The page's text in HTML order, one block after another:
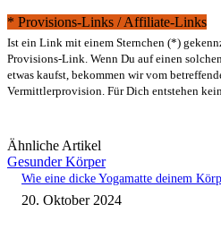
* Provisions-Links / Affiliate-Links
Ist ein Link mit einem Sternchen (*)
Provisions-Link. Wenn Du auf einen
etwas kaufst, bekommen wir vom
Vermittlerprovision. Für Dich entstehen
Ähnliche Artikel
Gesunder Körper
Wie eine dicke Yogamatte deinem
20. Oktober 2024